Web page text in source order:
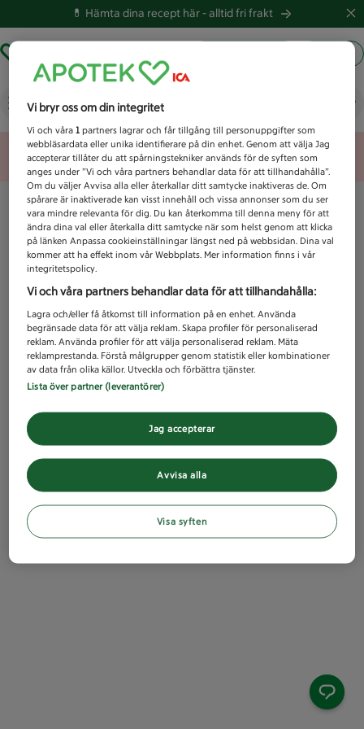
💊 Hämta dina recept här -alltid fri frakt
Vad letar du efter idag?
Unknown error
Vi bryr oss om din integritet
Vi och våra1 partners lagrar och får tillgång till personuppgifter som
webbläsardata eller unika identifierare på din enhet. Genom att välja Jag
accepterar tillåter du att spårningstekniker används för de syften som
anges under ”Vi och våra partners behandlar data för att tillhandahålla”.
Om du väljer Avvisa alla eller återkallar ditt samtycke inaktiveras de. Om
spårare är inaktiverade kan visst innehåll och vissa annonser som du ser
vara mindre relevanta för dig. Du kan återkomma till denna meny för att
ändra dina val eller återkalla ditt samtycke när som helst genom att klicka
på länken Anpassa cookieinställningar längst ned på webbsidan. Dina val
kommer att ha effekt inom vår Webbplats. Mer information finns i vår
integritetspolicy.
Vi och våra partners behandlar data för att tillhandahålla:
Lagra och/eller få åtkomst till information på en enhet. Använda
begränsade data för att välja reklam. Skapa profiler för personaliserad
reklam. Använda profiler för att välja personaliserad reklam. Mäta
reklamprestanda. Förstå målgrupper genom statistik eller kombinationer
av data från olika källor. Utveckla och förbättra tjänster.
Lista över partner (leverantörer)
Avvisa alla
Jag accepterar
Visa syften